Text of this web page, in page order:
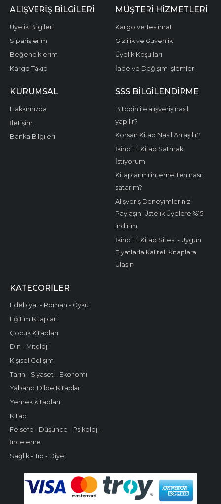
ALIŞVERİŞ BİLGİLERİ
Üyelik Bilgileri
Siparişlerim
Beğendiklerim
Kargo Takip
MÜŞTERİ HİZMETLERİ
Kargo ve Teslimat
Gizlilik ve Güvenlik
Üyelik Koşulları
İade ve Değişim işlemleri
KURUMSAL
Hakkımızda
İletişim
Banka Bilgileri
SSS BİLGİLENDİRME
Bitcoin ile alışveriş nasıl
yapılır?
Korsan Kitap Nasıl Anlaşılır?
İkinci El Kitap Satmak
İstiyorum.
Kitaplarımı internetten nasıl
satarım?
Alışveriş Deneyimlerinizi
Paylaşın. Üstelik Üyelere %15
indirim.
İkinci El Kitap Sitesi - Uygun
Fiyatlarla Kaliteli Kitaplara
Ulaşın
KATEGORILER
Edebiyat - Roman - Öykü
Eğitim Kitapları
Çocuk Kitapları
Din - Mitoloji
Kişisel Gelişim
Tarih - Siyaset - Ekonomi
Yabancı Dilde Kitaplar
Yemek Kitapları
Kitap
Felsefe - Düşünce - Psikoloji -
İnceleme
Sağlık - Tıp - Diyet